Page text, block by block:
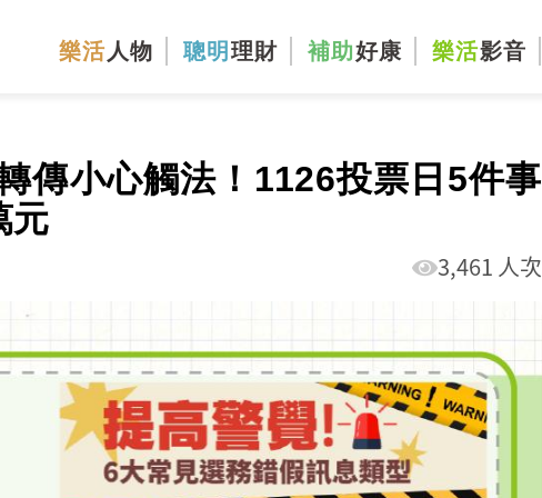
樂活 人物 聰明 理財 補助好康 樂活影音
傳小心觸法！1126投票日5件事
元
3,461 人次